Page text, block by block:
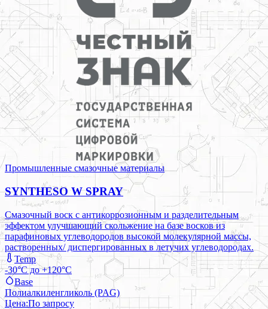
Промышленные смазочные материалы
SYNTHESO W SPRAY
Смазочный воск с антикоррозионным и разделительным
эффектом улучшающий скольжение на базе восков из
парафиновых углеводородов высокой молекулярной массы,
растворенных/ диспергированных в летучих углеводородах.
Temp
-30°C до +120°C
Base
Полиалкиленгликоль (PAG)
Цена:По запросу